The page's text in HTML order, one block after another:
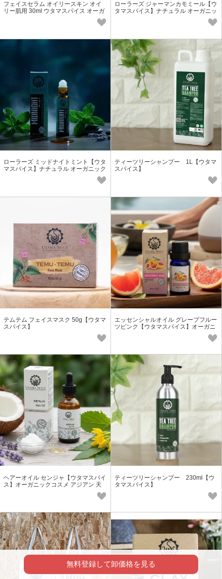
フェイスセラム オイリースキン オイ
リー肌用 30ml ウタマスパイス オーガ
ローラーズ ジャーマンカモミール【ウ
タマスパイス】ナチュラル オーガニッ
ローラーズ ミッドナイトミント【ウタ
マスパイス】ナチュラル オーガニック
ティーツリーシャンプー 1L【ウタマ
スパイス】
テムテム フェイスマスク 50g【ウタマ
スパイス】
エッセンシャルオイル グレープフルー
ツピンク【ウタマスパイス】オーガニ
ヘアーオイル センジャ【ウタマスパイ
ス】オーガニックコスメ アジアン 天
ティーツリーシャンプー 230ml【ウ
タマスパイス】
無料登録して卸価格を見る